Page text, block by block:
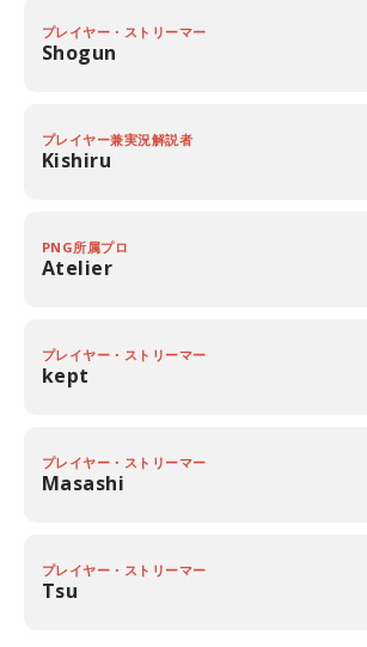
プレイヤー・ストリーマー
Shogun
プレイヤー兼実況解説者
Kishiru
PNG所属プロ
Atelier
プレイヤー・ストリーマー
kept
プレイヤー・ストリーマー
Masashi
プレイヤー・ストリーマー
Tsu